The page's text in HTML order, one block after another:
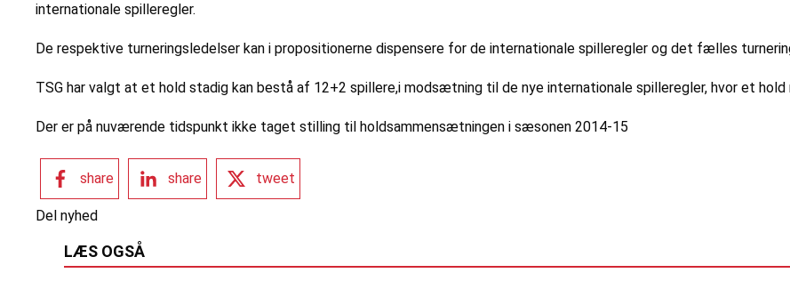
internationale spilleregler.
De respektive turneringsledelser kan i propositionerne dispensere for de internationale spilleregler og det fælles
TSG har valgt at et hold stadig kan bestå af 12+2 spillere,i modsætning til de nye internationale spilleregler, hvor et hold
Der er på nuværende tidspunkt ikke taget stilling til holdsammensætningen i sæsonen 2014-15
share share tweet
Del nyhed
LÆS OGSÅ